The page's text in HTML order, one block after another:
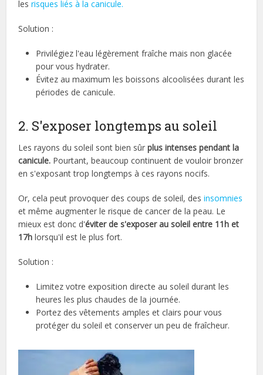
lesrisques liés à la canicule.
Solution :
Privilégiez l'eau légèrement fraîche mais non glacée
pour vous hydrater.
Évitez au maximum les boissons alcoolisées durant les
périodes de canicule.
2. S'exposer longtemps au soleil
Les rayons du soleil sont bien sûrplus intenses pendant la
canicule. Pourtant, beaucoup continuent de vouloir bronzer
en s'exposant trop longtemps à ces rayons nocifs.
Or, cela peut provoquer des coups de soleil, desinsomnies
et même augmenter le risque de cancer de la peau. Le
mieux est donc d'éviter de s'exposer au soleil entre 11h et
17h lorsqu'il est le plus fort.
Solution :
Limitez votre exposition directe au soleil durant les
heures les plus chaudes de la journée.
Portez des vêtements amples et clairs pour vous
protéger du soleil et conserver un peu de fraîcheur.